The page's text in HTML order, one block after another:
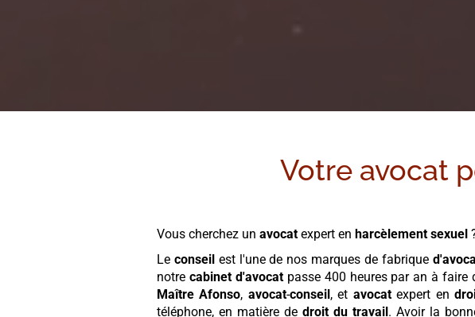
Votre avocat
Vous cherchez unavocat expert en harcèlement sexuel
Le conseil est l'une de nos marques de fabrique
notre cabinet d'avocatpasse 400 heures par an à faire
Maître Afonso, avocat-conseil , et avocatexpert en
téléphone, en matière de droit du travail . Avoir la